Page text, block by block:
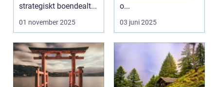
strategiskt boendealt...
01 november 2025
o...
03 juni 2025